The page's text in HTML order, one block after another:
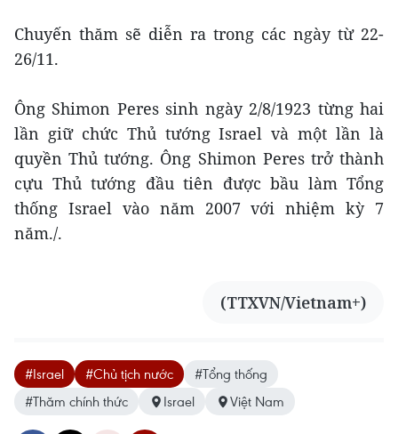
Chuyến thăm sẽ diễn ra trong các ngày từ 22-
26/11.
Ông Shimon Peres sinh ngày 2/8/1923 từng hai
lần giữ chức Thủ tướng Israel và một lần là
quyền Thủ tướng. Ông Shimon Peres trở thành
cựu Thủ tướng đầu tiên được bầu làm Tổng
thống Israel vào năm 2007 với nhiệm kỳ 7
năm./.
(TTXVN/Vietnam+)
#Israel #Chủ tịch nước
#Tổng thống
#Thăm chính thức
Israel Việt Nam